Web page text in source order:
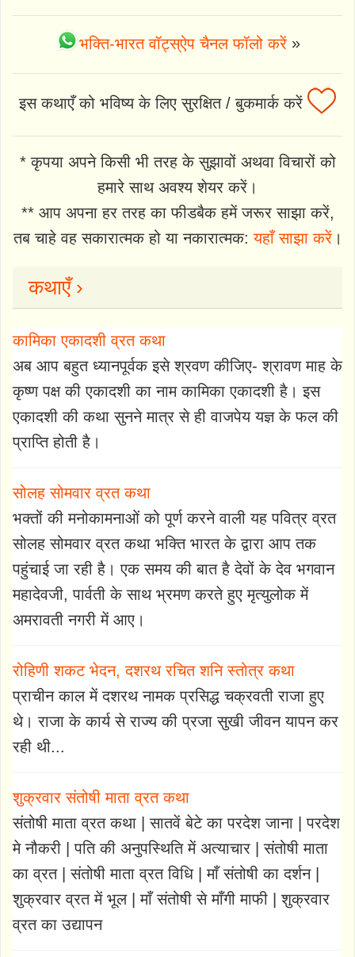
भक्ति-भारत वॉट्स्ऐप चैनल फॉलो करें»
इस कथाएँ को भविष्य के लिए सुरक्षित / बुकमार्क करें
* कृपया अपने किसी भी तरह के सुझावों अथवा विचारों को
हमारे साथ अवश्य शेयर करें।
** आप अपना हर तरह का फीडबैक हमें जरूर साझा करें,
तब चाहे वह सकारात्मक हो या नकारात्मक:यहाँ साझा करें।
कथाएँ ›
कामिका एकादशी व्रत कथा
अब आप बहुत ध्यानपूर्वक इसे श्रवण कीजिए- श्रावण माह के
कृष्ण पक्ष की एकादशी का नाम कामिका एकादशी है। इस
एकादशी की कथा सुनने मात्र से ही वाजपेय यज्ञ के फल की
प्राप्ति होती है।
सोलह सोमवार व्रत कथा
भक्तों की मनोकामनाओं को पूर्ण करने वाली यह पवित्र व्रत
सोलह सोमवार व्रत कथा भक्ति भारत के द्वारा आप तक
पहुंचाई जा रही है। एक समय की बात है देवों के देव भगवान
महादेवजी, पार्वती के साथ भ्रमण करते हुए मृत्युलोक में
अमरावती नगरी में आए।
रोहिणी शकट भेदन, दशरथ रचित शनि स्तोत्र कथा
प्राचीन काल में दशरथ नामक प्रसिद्ध चक्रवती राजा हुए
थे। राजा के कार्य से राज्य की प्रजा सुखी जीवन यापन कर
रही थी...
शुक्रवार संतोषी माता व्रत कथा
संतोषी माता व्रत कथा | सातवें बेटे का परदेश जाना | परदेश
मे नौकरी | पति की अनुपस्थिति में अत्याचार | संतोषी माता
का व्रत | संतोषी माता व्रत विधि | माँ संतोषी का दर्शन |
शुक्रवार व्रत में भूल | माँ संतोषी से माँगी माफी | शुक्रवार
व्रत का उद्यापन